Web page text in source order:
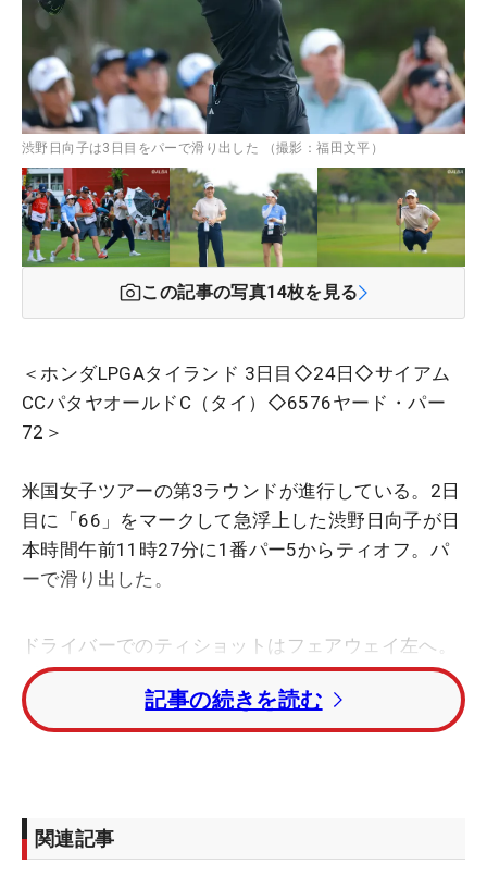
渋野日向子は3日目をパーで滑り出した （撮影：福田文平）
この記事の写真14枚を見る
＜ホンダLPGAタイランド 3日目◇24日◇サイアム
CCパタヤオールドC（タイ）◇6576ヤード・パー
72＞
米国女子ツアーの第3ラウンドが進行している。2日
目に「66」をマークして急浮上した渋野日向子が日
本時間午前11時27分に1番パー5からティオフ。パ
ーで滑り出した。
ドライバーでのティショットはフェアウェイ左へ。
2打目もフェアウェイに置くと、3打目はピンそばに
つけるナイスショット。だが、短いバーディパット
はカップに蹴られてパー発進となった。現在、トー
トータル7アンダー・11位タイの岩井千怜は、この
記事の続きを読む
関連記事